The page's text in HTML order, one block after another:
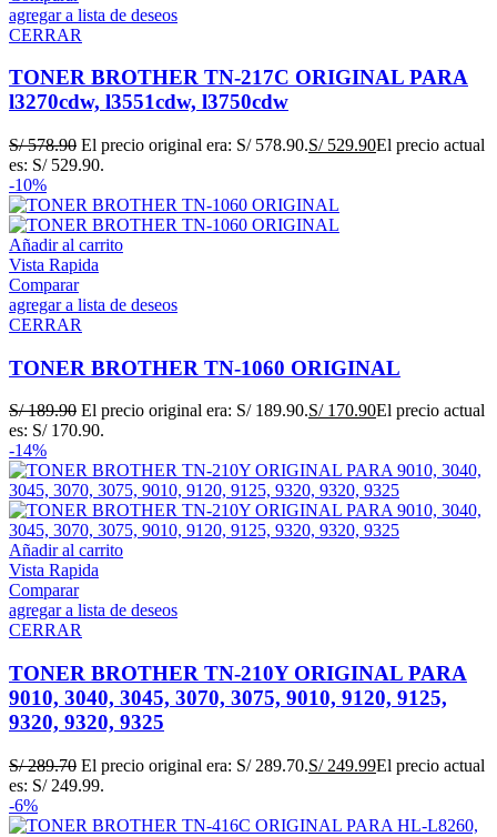
agregar a lista de deseos
CERRAR
TONER BROTHER TN-217C ORIGINAL PARA
l3270cdw, l3551cdw, l3750cdw
S/578.90 El precio original era: S/ 578.90.S/529.90El precio actual
es: S/ 529.90.
-10%
Añadir al carrito
Vista Rapida
Comparar
agregar a lista de deseos
CERRAR
TONER BROTHER TN-1060 ORIGINAL
S/189.90 El precio original era: S/ 189.90.S/170.90El precio actual
es: S/ 170.90.
-14%
Añadir al carrito
Vista Rapida
Comparar
agregar a lista de deseos
CERRAR
TONER BROTHER TN-210Y ORIGINAL PARA
9010, 3040, 3045, 3070, 3075, 9010, 9120, 9125,
9320, 9320, 9325
S/289.70 El precio original era: S/ 289.70.S/249.99El precio actual
es: S/ 249.99.
-6%